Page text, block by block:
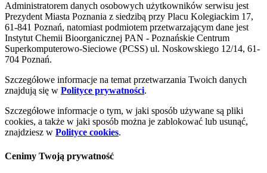
Administratorem danych osobowych użytkowników serwisu jest
Prezydent Miasta Poznania z siedzibą przy Placu Kolegiackim 17,
61-841 Poznań, natomiast podmiotem przetwarzającym dane jest
Instytut Chemii Bioorganicznej PAN - Poznańskie Centrum
Superkomputerowo-Sieciowe (PCSS) ul. Noskowskiego 12/14, 61-
704 Poznań.
Szczegółowe informacje na temat przetwarzania Twoich danych
znajdują się w Polityce prywatności.
Szczegółowe informacje o tym, w jaki sposób używane są pliki
cookies, a także w jaki sposób można je zablokować lub usunąć,
znajdziesz w Polityce cookies.
Cenimy Twoją prywatność